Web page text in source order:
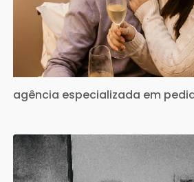
agência especializada em